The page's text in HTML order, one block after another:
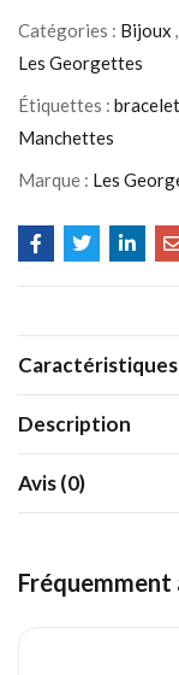
Catégories : Bijoux ,
Les Georgettes
Étiquettes :
Manchettes
Marque : Les
Caractéristiques
Description
Avis (0)
Fréquemment